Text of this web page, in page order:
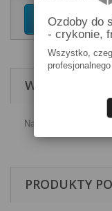
Dodaj do
WIĘCEJ
Najniższa cena z 30
PRODUKTY
Ozdoby do
- crykonie,
Wszystko,